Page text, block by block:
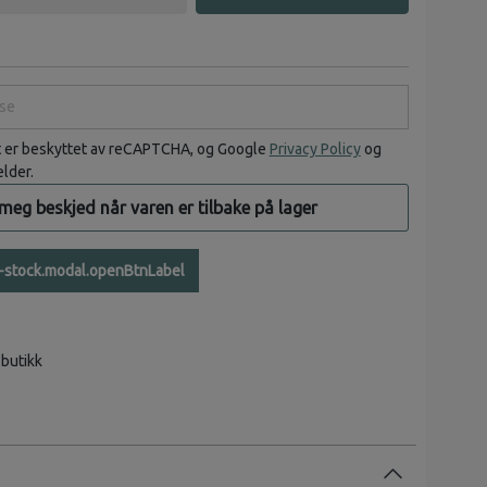
beskyttet av reCAPTCHA, og Google Privacy Policyog
beskjed når varen er tilbake på lager